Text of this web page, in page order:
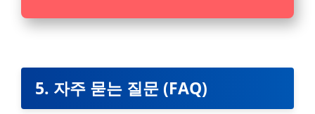
5. 자주 묻는 질문 (FAQ)